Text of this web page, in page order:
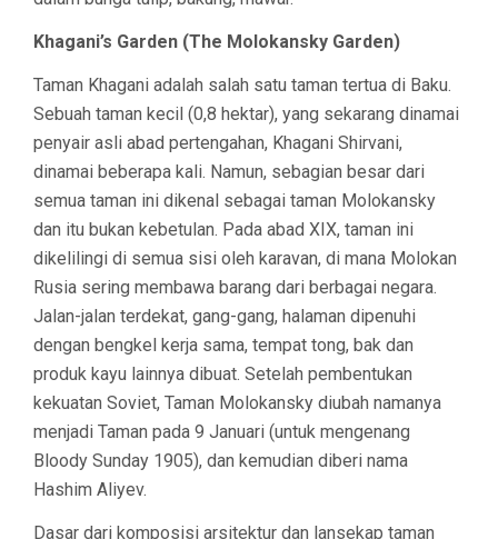
Khagani’s Garden (The Molokansky Garden)
Taman Khagani adalah salah satu taman tertua di Baku.
Sebuah taman kecil (0,8 hektar), yang sekarang dinamai
penyair asli abad pertengahan, Khagani Shirvani,
dinamai beberapa kali. Namun, sebagian besar dari
semua taman ini dikenal sebagai taman Molokansky
dan itu bukan kebetulan. Pada abad XIX, taman ini
dikelilingi di semua sisi oleh karavan, di mana Molokan
Rusia sering membawa barang dari berbagai negara.
Jalan-jalan terdekat, gang-gang, halaman dipenuhi
dengan bengkel kerja sama, tempat tong, bak dan
produk kayu lainnya dibuat. Setelah pembentukan
kekuatan Soviet, Taman Molokansky diubah namanya
menjadi Taman pada 9 Januari (untuk mengenang
Bloody Sunday 1905), dan kemudian diberi nama
Hashim Aliyev.
Dasar dari komposisi arsitektur dan lansekap taman